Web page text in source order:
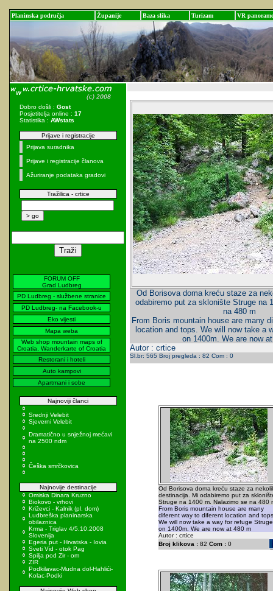
Planinska područja Županije Baza slika Turizam VR panorame
Dobro došli : Gost
Posjetitelja online : 17
Statistika : AWstats
Prijave i registracije
Prijava suradnika
Prijave i registracije članova
Ažuriranje podataka gradovi
Tražilica - crtice
FORUM OFF
Grad Ludbreg
PD Ludbreg - službene stranice
PD Ludbreg- na Facebook-u
Eko vijesti
Mapa weba
Web shop mountain maps of
Croatia, Wanderkarte of Croatia
Restorani i hoteli
Auto kampovi
Apartmani i sobe
Najnoviji članci
Srednji Velebit
Sjeverni Velebit
Dramatično u snježnoj mećavi
na 2500 ndm
Češka smrčkovica
Najnovije destinacije
Omiska Dinara Kruzno
Biokovo - vrhovi
Križevci - Kalnik (pl. dom)
Ludbreška planinarska
obilaznica
Krma - Triglav 4/5.10.2008
Slovenija
Egeria put - Hrvatska - Iovia
Sveti Vid - otok Pag
Spilja pod Zir - om
ZIR
Podkilavac-Mudna dol-Hahlići-
Kolac-Podki
Od Borisova doma kreću staze za
odabiremo put za sklonište Struge na
na 480 m
From Boris mountain house are many
location and tops. We will now take a
on 1400m. We are now
Autor : crtice
Sl.br: 565 Broj pregleda : 82 Com : 0
Od Borisova doma kreću staze za
destinacija. Mi odabiremo put za
Struge na 1400 m. Nalazimo se na 480
From Boris mountain house are many
diferent way to diferent location and
We will now take a way for refuge Struge
on 1400m. We are now at 480 m
Autor : crtice
Broj klikova :82 Com :0